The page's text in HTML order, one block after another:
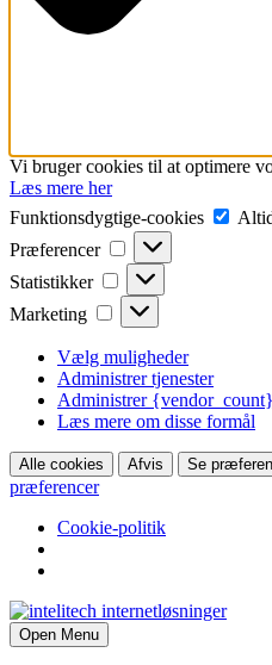
Vi bruger cookies til at optimere
Læs mere her
Funktionsdygtige-cookies
Præferencer
Præferencer
Statistikker Statistikker
Marketing Marketing
Vælg muligheder
Administrer tjenester
Administrer
Læs mere om disse formål
Alle cookies Afvis Se
præferencer
Cookie-politik
Open Menu